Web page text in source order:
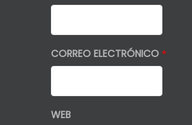
CORREO ELECTRÓNICO *
WEB